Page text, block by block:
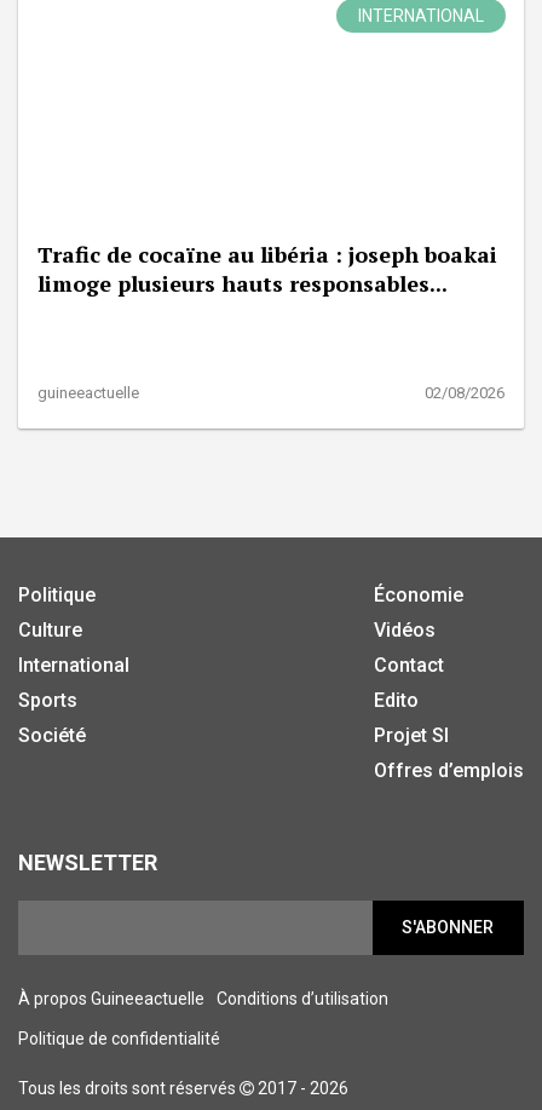
INTERNATIONAL
Trafic de cocaïne au libéria : joseph boakai
limoge plusieurs hauts responsables...
guineeactuelle 02/08/2026
Politique
Culture
International
Sports
Société
Économie
Vidéos
Contact
Edito
Projet SI
Offres d’emplois
NEWSLETTER
S'ABONNER
À propos Guineeactuelle Conditions d’utilisation
Politique de confidentialité
Tous les droits sont réservés 2017 - 2026